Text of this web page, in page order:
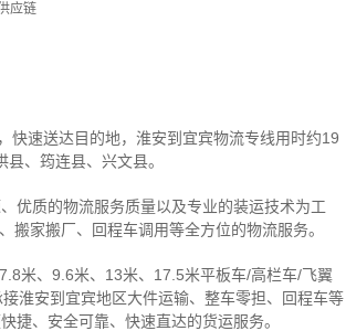
应链
快速送达目的地，淮安到宜宾物流专线用时约19
、筠连县、兴文县。
优质的物流服务质量以及专业的装运技术为工
搬家搬厂、回程车调用等全方位的物流服务。
米、9.6米、13米、17.5米平板车/高栏车/飞翼
淮安到宜宾地区大件运输、整车零担、回程车等
捷、安全可靠、快速直达的货运服务。